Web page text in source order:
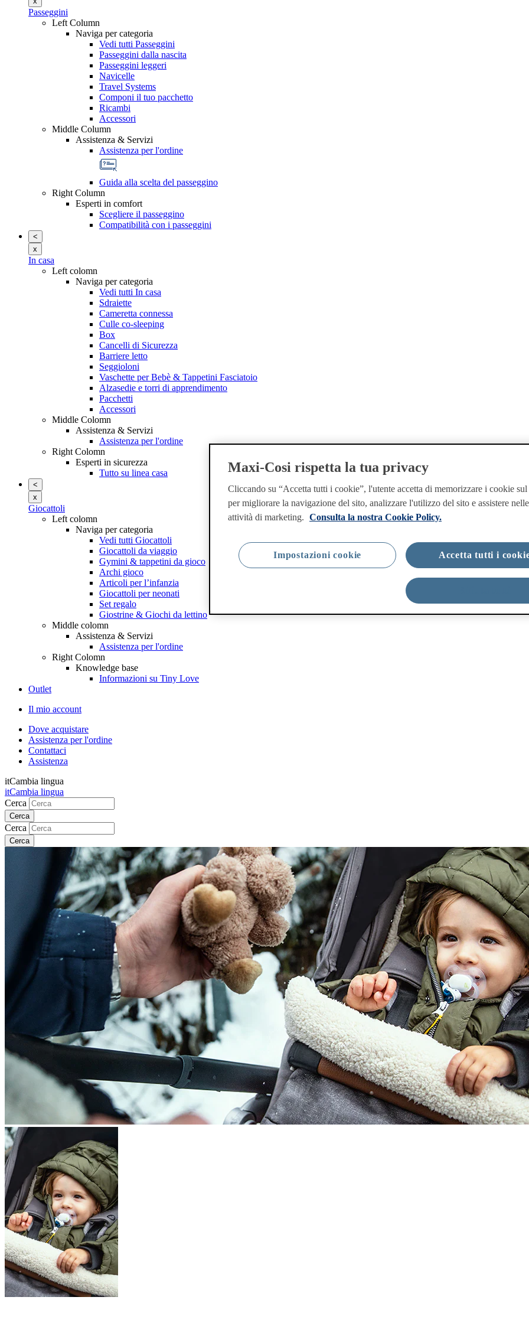
Passeggini
Left Column
Naviga per categoria
Vedi tutti Passeggini
Passeggini dalla nascita
Passeggini leggeri
Navicelle
Travel Systems
Componi il tuo pacchetto
Ricambi
Accessori
Middle Column
Assistenza & Servizi
Assistenza per l'ordine
Guida alla scelta del passeggino
Right Column
Esperti in comfort
Scegliere il passeggino
Compatibilità con i passeggini
<
x
In casa
Left colomn
Naviga per categoria
Vedi tutti In casa
Sdraiette
Cameretta connessa
Culle co-sleeping
Box
Cancelli di Sicurezza
Barriere letto
Seggioloni
Vaschette per Bebè & Tappetini Fasciatoio
Alzasedie e torri di apprendimento
Pacchetti
Accessori
Middle Colomn
Assistenza & Servizi
Assistenza per l'ordine
Right Colomn
Esperti in sicurezza
Tutto su linea casa
<
x
Giocattoli
Left colomn
Naviga per categoria
Vedi tutti Giocattoli
Giocattoli da viaggio
Gymini & tappetini da gioco
Archi gioco
Articoli per l’infanzia
Giocattoli per neonati
Set regalo
Giostrine & Giochi da lettino
Middle colomn
Assistenza & Servizi
Assistenza per l'ordine
Right Colomn
Knowledge base
Informazioni su Tiny Love
Outlet
Il mio account
Dove acquistare
Assistenza per l'ordine
Contattaci
Assistenza
itCambia lingua
itCambia lingua
Cerca
Cerca
Maxi-Cosi rispetta la tua privacy
Cliccando su “Accetta tutti i cookie”, l'utente accetta di memorizzare i cookie
per migliorare la navigazione del sito, analizzare l'utilizzo del sito e assistere
attività di marketing. Consulta la nostra Cookie Policy.
Accetta tutti i
Impostazioni cookie